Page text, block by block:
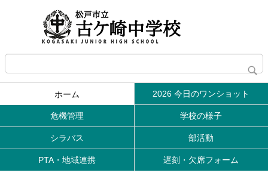
ホーム 2026 今日のワンショット
危機管理 学校の様子
シラバス 部活動
PTA・地域連携 遅刻・欠席フォーム